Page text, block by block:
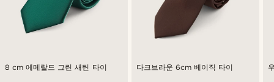
8 cm 에메랄드 그린 새틴 타이 다크브라운 6cm 베이직 타이